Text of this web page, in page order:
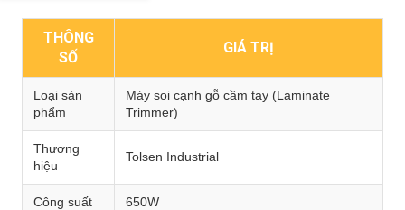
THÔNG
SỐ
GIÁ TRỊ
Loại sản
phẩm
Máy soi cạnh gỗ cầm tay (Laminate
Trimmer)
Thương
hiệu
Tolsen Industrial
Công suất 650W